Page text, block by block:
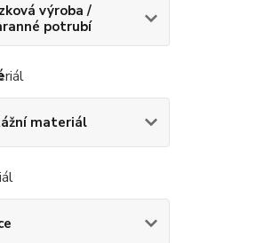
výroba /
potrubí
materiál